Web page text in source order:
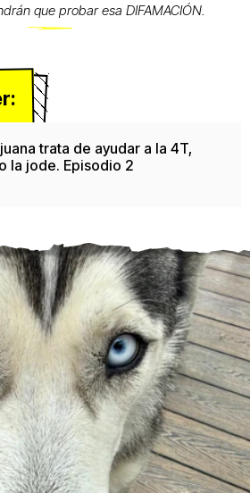
que probar esa DIFAMACIÓN.
trata de ayudar a la 4T,
la jode. Episodio 2